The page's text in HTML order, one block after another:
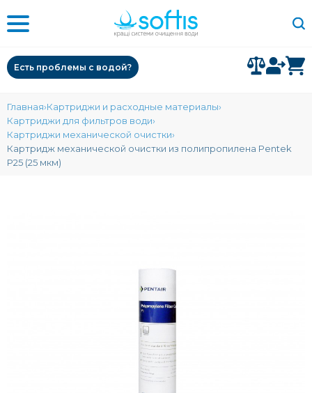
Есть проблемы с водой?
Главная Картриджи и расходные материалы
Картриджи для фильтров води
Картриджи механической очистки
Картридж механической очистки из полипропилена Pentek
P25 (25 мкм)